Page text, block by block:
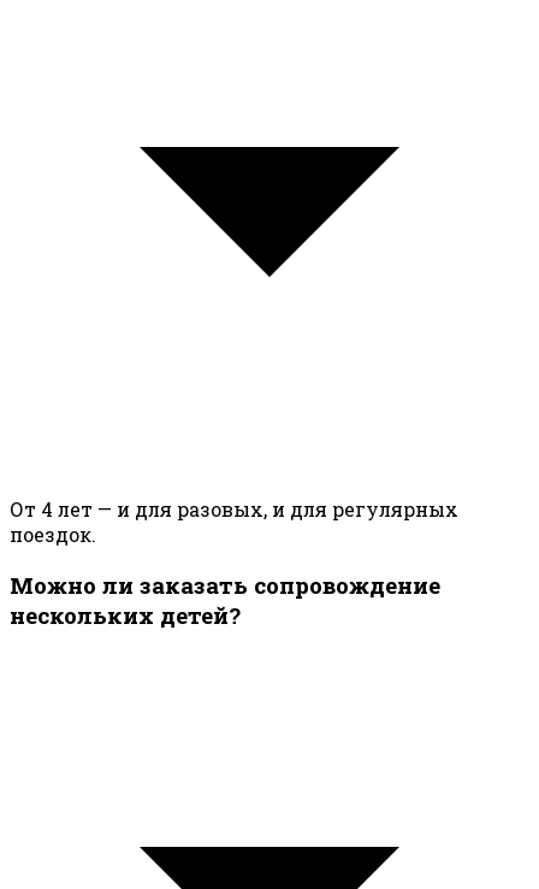
От 4 лет — и для разовых, и для регулярных
поездок.
Можно ли заказать сопровождение
нескольких детей?